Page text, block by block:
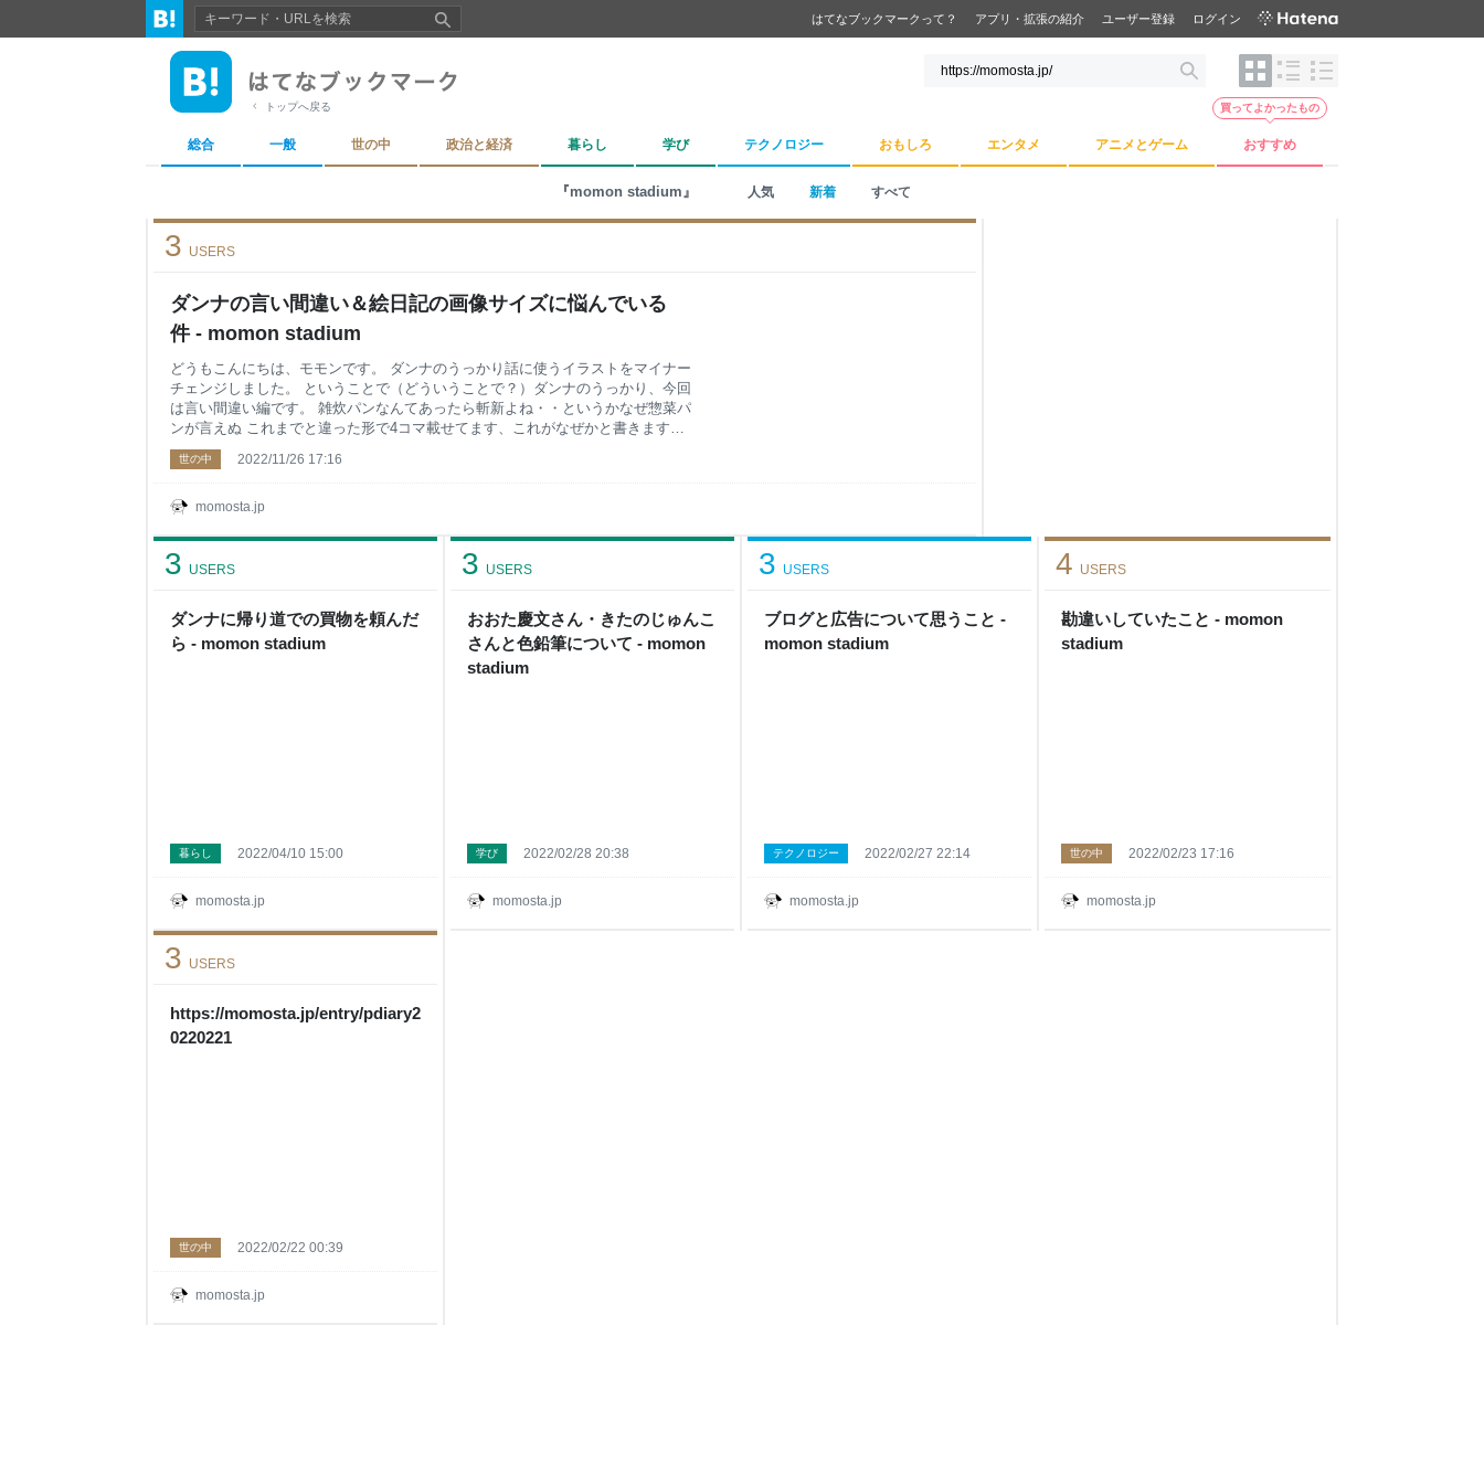
はてなブックマークって？ アプリ・拡張の紹介 ユーザー登録 ログイン
トップへ戻る
総合 一般 世の中 政治と経済 暮らし 学び テクノロジー おもしろ エンタメ アニメとゲーム おすすめ
買ってよかったもの
『momon stadium』 人気 新着 すべて
ダンナの言い間違い＆絵日記の画像サイズに悩んでいる
件 - momon stadium
3 USERS
momosta.jp
どうもこんにちは、モモンです。 ダンナのうっかり話に使うイラストをマイナー
チェンジしました。 ということで（どういうことで？）ダンナのうっかり、今回
は言い間違い編です。 雑炊パンなんてあったら斬新よね・・というかなぜ惣菜パ
ンが言えぬ これまでと違った形で4コマ載せてます、これがなぜかと書きますと
最近ひっそりとInstagramも始めてみてですね。 これまで描いたものがあるから
それをまずはのせればいいね、結構もつわと思ったのですが、画像サイズが合わ
だけど、効率よい変更手順がまだ見つけられていません。カメラロールもぐちゃ
するにはカメラロールからじゃないと出来なくないで
世の中 2022/11/26 17:16
ダンナに帰り道での買物を頼んだ
ら - momon stadium
3 USERS
momosta.jp
暮らし 2022/04/10 15:00
おおた慶文さん・きたのじゅんこ
さんと色鉛筆について - momon
stadium
3 USERS
momosta.jp
学び 2022/02/28 20:38
ブログと広告について思うこと -
momon stadium
3 USERS
momosta.jp
テクノロジー 2022/02/27 22:14
勘違いしていたこと - momon
stadium
4 USERS
momosta.jp
世の中 2022/02/23 17:16
https://momosta.jp/entry/pdiary2
0220221
3 USERS
momosta.jp
世の中 2022/02/22 00:39